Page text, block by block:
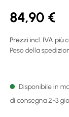
84,90 €
Prezzi incl. IVA più
Peso della
Disponibile in
di consegna 2-3